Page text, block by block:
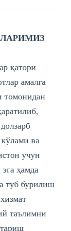
қатори
амалга
томонидан
ва
учун
ҳамда
туб бурилиш
таълимни